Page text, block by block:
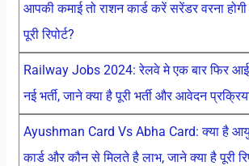
आपकी कमाई तो राशन कार्ड करें सरेंडर वरना
पूरी रिपोर्ट?
Railway Jobs 2024: रेलवे मे एक बार फिर
नई भर्ती, जाने क्या है पूरी भर्ती और आवेदन
Ayushman Card Vs Abha Card: क्या है
कार्ड और कौन से मिलते है लाभ, जाने क्या है पूरी